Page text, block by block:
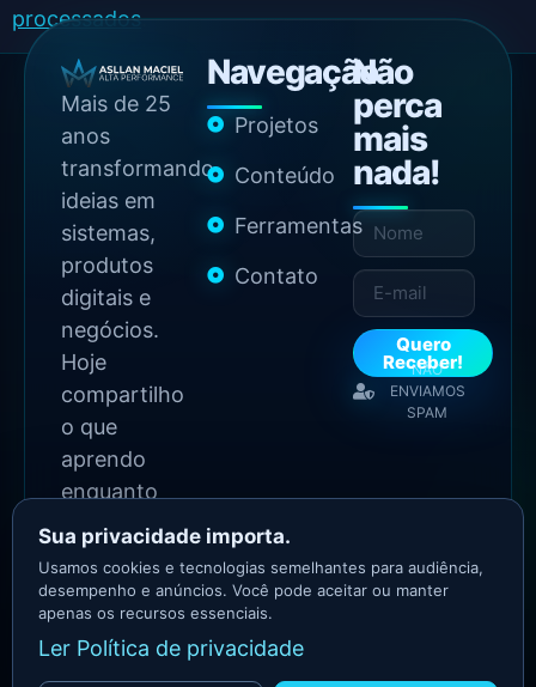
processados.
Mais de 25
anos
transformando
ideias em
sistemas,
produtos
digitais e
negócios.
Hoje
compartilho
o que
aprendo
enquanto
continuo
construindo.
Navegação
Projetos
Conteúdo
Ferramentas
Contato
Não
perca
mais
nada!
Quero
Receber!
NÃO
ENVIAMOS
SPAM
os direitos reservados
Sua privacidade importa.
Usamos cookies e tecnologias semelhantes para audiência,
desempenho e anúncios. Você pode aceitar ou manter
apenas os recursos essenciais.
Ler Política de privacidade